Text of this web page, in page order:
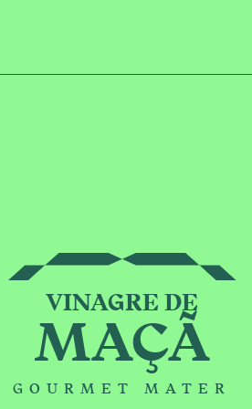
VINAGRE DE
MAÇÃ
GOURMET MATER